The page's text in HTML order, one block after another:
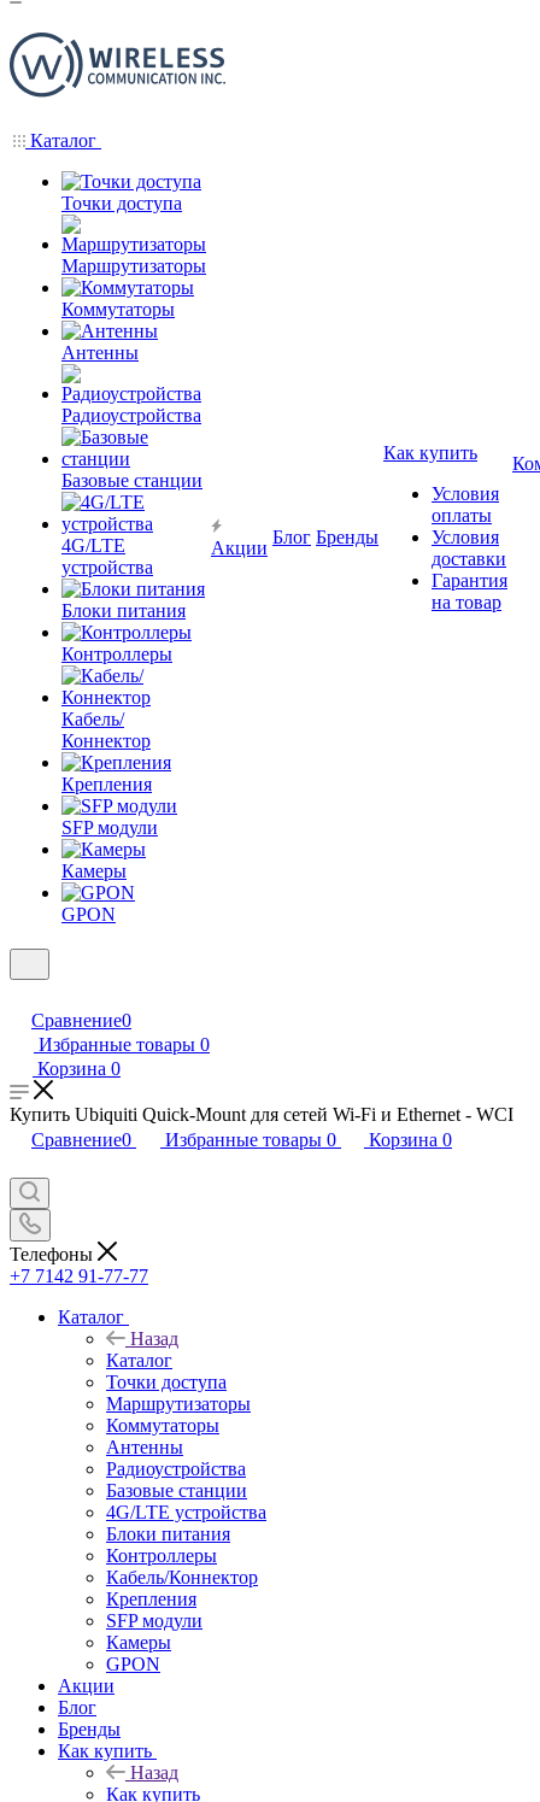
Каталог
Точки доступа
Маршрутизаторы
Коммутаторы
Антенны
Радиоустройства
Базовые станции
4G/LTE
устройства
Блоки питания
Контроллеры
Кабель/
Коннектор
Крепления
SFP модули
Камеры
GPON
Акции
Блог Бренды
Как купить
Условия
оплаты
Условия
доставки
Гарантия
на товар
Сравнение0
Избранные товары 0
Корзина 0
Купить Ubiquiti Quick-Mount для сетей Wi-Fi и Ethernet - WCI
Сравнение0 Избранные товары 0 Корзина 0
Телефоны
+7 7142 91-77-77
Каталог
Назад
Каталог
Точки доступа
Маршрутизаторы
Коммутаторы
Антенны
Радиоустройства
Базовые станции
4G/LTE устройства
Блоки питания
Контроллеры
Кабель/Коннектор
Крепления
SFP модули
Камеры
GPON
Акции
Блог
Бренды
Как купить
Назад
Как купить